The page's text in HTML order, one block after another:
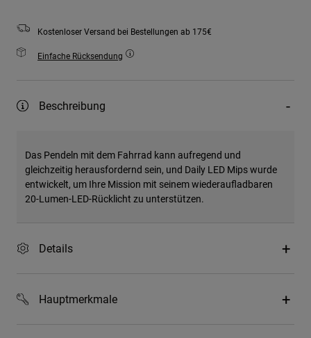
Kostenloser Versand bei Bestellungen ab 175€
Einfache Rücksendung
Beschreibung
Das Pendeln mit dem Fahrrad kann aufregend und
gleichzeitig herausfordernd sein, und Daily LED Mips wurde
entwickelt, um Ihre Mission mit seinem wiederaufladbaren
20-Lumen-LED-Rücklicht zu unterstützen.
Details
Hauptmerkmale